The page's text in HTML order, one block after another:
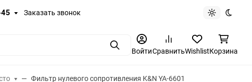
Заказать звонок
Light theme
Dark
ПоискВойтиСравнитьWishlistКорзина
Фильтр нулевого сопротивления K&N YA-6601